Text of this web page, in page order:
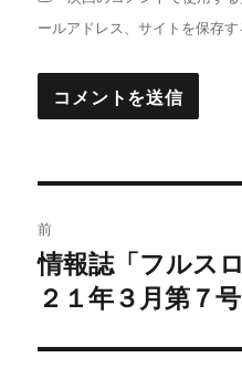
ールアドレス、サイトを保存す
稿
ナ
ビ
前
過
去
投
情報誌「フルス
２１年３月第７号